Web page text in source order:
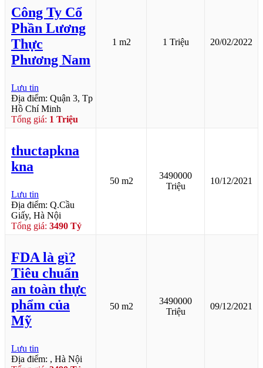
Công Ty Cổ
Phần Lương
Thực
Phương Nam
Lưu tin
Địa điểm: Quận 3, Tp
Hồ Chí Minh
Tổng giá: 1 Triệu
1 m2 1 Triệu 20/02/2022
thuctapkna
kna
Lưu tin
Địa điểm: Q.Cầu
Giấy, Hà Nội
Tổng giá: 3490 Tỷ
50 m2
3490000
Triệu
10/12/2021
FDA là gì?
Tiêu chuẩn
an toàn thực
phẩm của
Mỹ
Lưu tin
Địa điểm: , Hà Nội
50 m2
3490000
Triệu
09/12/2021